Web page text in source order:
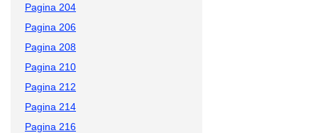
Pagina 204
Pagina 206
Pagina 208
Pagina 210
Pagina 212
Pagina 214
Pagina 216